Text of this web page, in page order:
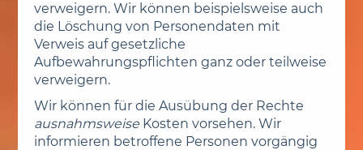
verweigern. Wir können beispielsweise auch
die Löschung von Personendaten mit
Verweis auf gesetzliche
Aufbewahrungspflichten ganz oder teilweise
verweigern.
Wir können für die Ausübung der Rechte
ausnahmsweise Kosten vorsehen. Wir
informieren betroffene Personen vorgängig